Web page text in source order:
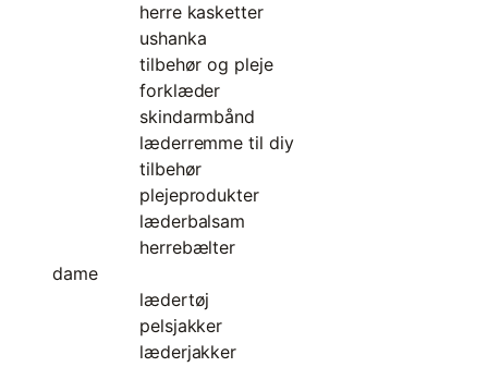
herre kasketter
ushanka
tilbehør og pleje
forklæder
skindarmbånd
læderremme til diy
tilbehør
plejeprodukter
læderbalsam
herrebælter
dame
lædertøj
pelsjakker
læderjakker